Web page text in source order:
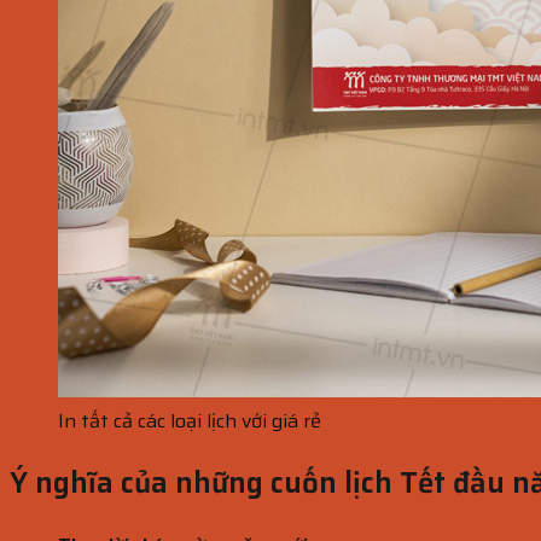
In tất cả các loại lịch với giá rẻ
Ý nghĩa của những cuốn lịch Tết đầu